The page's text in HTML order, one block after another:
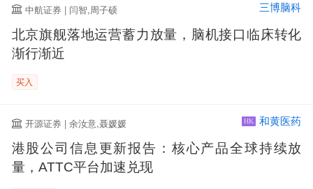
中航证券 | 闫智,周子硕 三博脑科
北京旗舰落地运营蓄力放量，脑机接口临床转化
渐行渐近
买入
开源证券 | 余汝意,聂媛媛 HK 和黄医药
港股公司信息更新报告：核心产品全球持续放
量，ATTC平台加速兑现